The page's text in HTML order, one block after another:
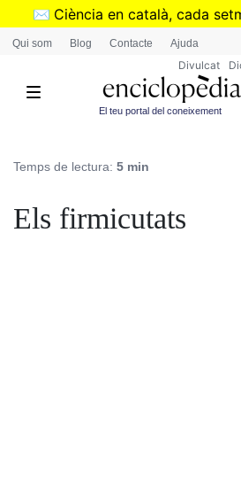
Vés
✉️ Ciència en català, cada
➜Subscriu-te al butlletí
Qui som Blog Contacte Ajuda
Divulcat
El teu portal del coneixement
Temps de lectura: 5 min
Els firmicutats